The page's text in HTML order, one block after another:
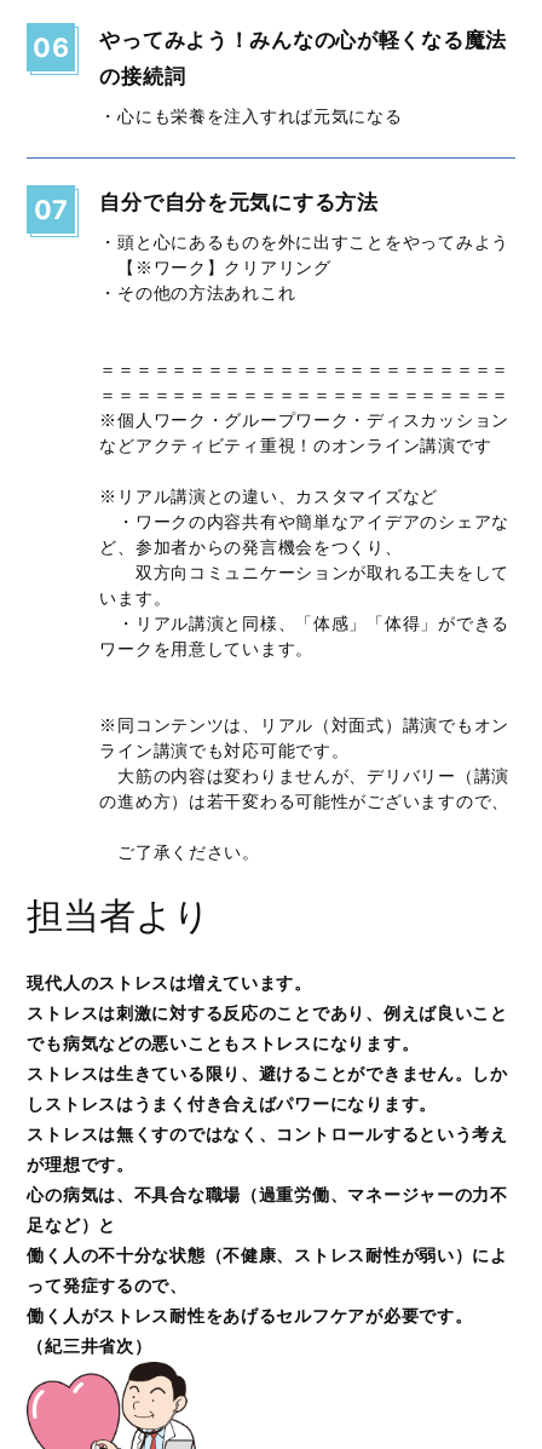
06
やってみよう！みんなの心が軽くなる魔法
の接続詞
・心にも栄養を注入すれば元気になる
07 自分で自分を元気にする方法
・頭と心にあるものを外に出すことをやってみよう
【※ワーク】クリアリング
・その他の方法あれこれ
＝＝＝＝＝＝＝＝＝＝＝＝＝＝＝＝＝＝＝＝＝＝＝
＝＝＝＝＝＝＝＝＝＝＝＝＝＝＝＝＝＝＝＝＝＝＝
※個人ワーク・グループワーク・ディスカッション
などアクティビティ重視！のオンライン講演です
※リアル講演との違い、カスタマイズなど
・ワークの内容共有や簡単なアイデアのシェアな
ど、参加者からの発言機会をつくり、
双方向コミュニケーションが取れる工夫をして
います。
・リアル講演と同様、「体感」「体得」ができる
ワークを用意しています。
※同コンテンツは、リアル（対面式）講演でもオン
ライン講演でも対応可能です。
大筋の内容は変わりませんが、デリバリー（講演
の進め方）は若干変わる可能性がございますので、
ご了承ください。
担当者より
現代人のストレスは増えています。
ストレスは刺激に対する反応のことであり、例えば良いこと
でも病気などの悪いこともストレスになります。
ストレスは生きている限り、避けることができません。しか
しストレスはうまく付き合えばパワーになります。
ストレスは無くすのではなく、コントロールするという考え
が理想です。
心の病気は、不具合な職場（過重労働、マネージャーの力不
足など）と
働く人の不十分な状態（不健康、ストレス耐性が弱い）によ
って発症するので、
働く人がストレス耐性をあげるセルフケアが必要です。
（紀三井省次）